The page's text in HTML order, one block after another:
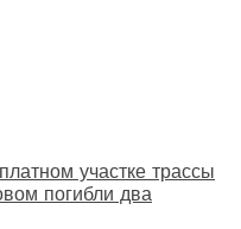
участке трассы
погибли два